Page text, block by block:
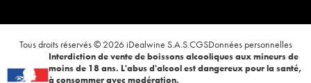
Tous droits réservés © 2026 iDealwine S.A.S.CGSDonnées personnelles
Interdiction de vente de boissons alcooliques aux mineurs de
moins de 18 ans. L'abus d'alcool est dangereux pour la santé,
à consommer avec modération.